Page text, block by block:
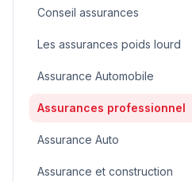
Conseil assurances
Les assurances poids lourd
Assurance Automobile
Assurances professionnel
Assurance Auto
Assurance et construction